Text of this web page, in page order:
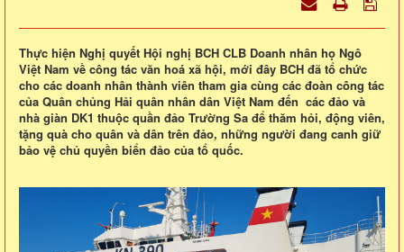
Thực hiện Nghị quyết Hội nghị BCH CLB Doanh nhân họ Ngô
Việt Nam về công tác văn hoá xã hội, mới đây BCH đã tổ chức
cho các doanh nhân thành viên tham gia cùng các đoàn công tác
của Quân chủng Hải quân nhân dân Việt Nam đến các đảo và
nhà giàn DK1 thuộc quần đảo Trường Sa để thăm hỏi, động viên,
tặng quà cho quân và dân trên đảo, những người đang canh giữ
bảo vệ chủ quyền biển đảo của tổ quốc.